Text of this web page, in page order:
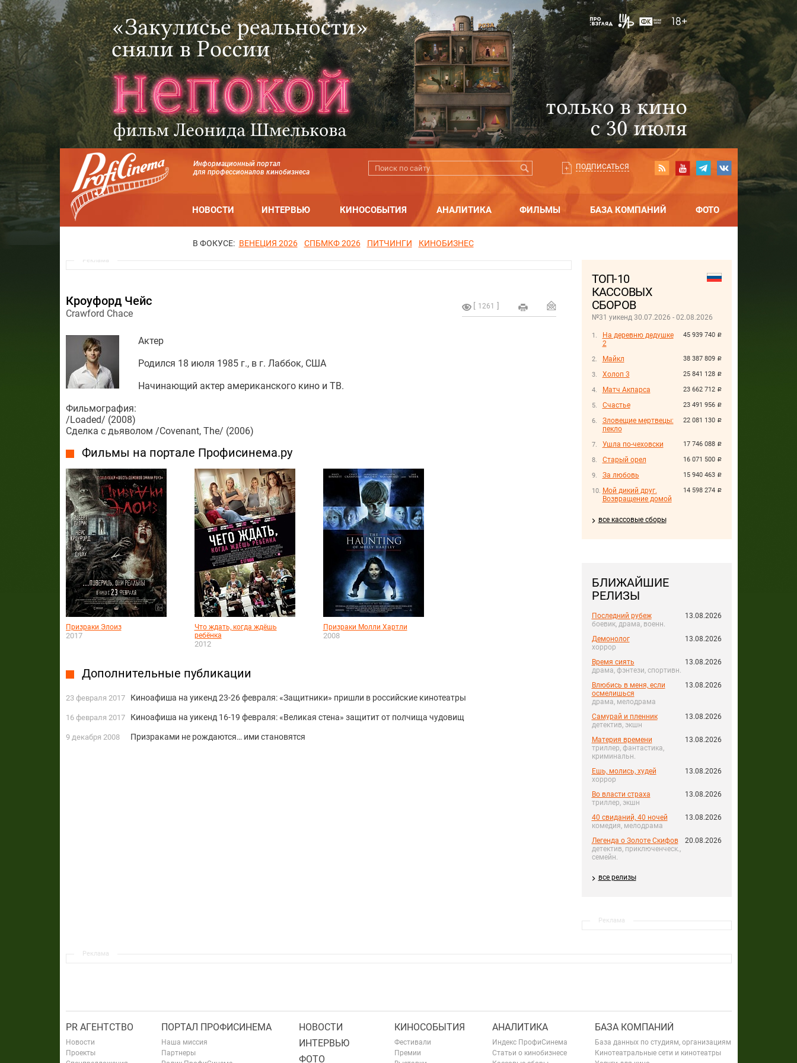
Информационный портал
для профессионалов кинобизнеса
ПОДПИСАТЬСЯ
НОВОСТИ ИНТЕРВЬЮ КИНОСОБЫТИЯ АНАЛИТИКА ФИЛЬМЫ БАЗА КОМПАНИЙ ФОТО
В ФОКУСЕ: ВЕНЕЦИЯ 2026 СПБМКФ 2026 ПИТЧИНГИ КИНОБИЗНЕС
ТОП-10
КАССОВЫХ
СБОРОВ
№31 уикенд 30.07.2026 - 02.08.2026
45 939 740 руб.
На деревню дедушке
2
38 387 809 руб.
Майкл
25 841 128 руб.
Холоп 3
23 662 712 руб.
Матч Акпарса
23 491 956 руб.
Счастье
22 081 130 руб.
Зловещие мертвецы:
пекло
17 746 088 руб.
Ушла по-чеховски
16 071 500 руб.
Старый орел
15 940 463 руб.
За любовь
14 598 274 руб.
Мой дикий друг.
Возвращение домой
все кассовые сборы
БЛИЖАЙШИЕ
РЕЛИЗЫ
Последний рубеж
боевик, драма, военн.
13.08.2026
Демонолог
хоррор
13.08.2026
Время сиять
драма, фэнтези, спортивн.
13.08.2026
Влюбись в меня, если
осмелишься
драма, мелодрама
13.08.2026
Самурай и пленник
детектив, экшн
13.08.2026
Материя времени
триллер, фантастика,
криминальн.
13.08.2026
Ешь, молись, худей
хоррор
13.08.2026
Во власти страха
триллер, экшн
13.08.2026
40 свиданий, 40 ночей
комедия, мелодрама
13.08.2026
Легенда о Золоте Скифов
детектив, приключенческ.,
семейн.
20.08.2026
все релизы
Реклама
Реклама
1261
Кроуфорд Чейс
Crawford Chace
Актер
Родился 18 июля 1985 г., в г. Лаббок, США
Начинающий актер американского кино и ТВ.
Фильмография:
/Loaded/ (2008)
Сделка с дьяволом /Covenant, The/ (2006)
Фильмы на портале Профисинема.ру
Призраки Элоиз
2017
Что ждать, когда ждёшь
ребёнка
2012
Призраки Молли Хартли
2008
Дополнительные публикации
23 февраля 2017 Киноафиша на уикенд 23-26 февраля: «Защитники» пришли в российские кинотеатры
16 февраля 2017 Киноафиша на уикенд 16-19 февраля: «Великая стена» защитит от полчища чудовищ
9 декабря 2008 Призраками не рождаются… ими становятся
Реклама
PR АГЕНТСТВО
Новости
Проекты
ПОРТАЛ ПРОФИСИНЕМА
Наша миссия
Партнеры
НОВОСТИ
ИНТЕРВЬЮ
ФОТО
КИНОСОБЫТИЯ
Фестивали
Премии
АНАЛИТИКА
Индекс ПрофиСинема
Статьи о кинобизнесе
БАЗА КОМПАНИЙ
База данных по студиям, организациям
Кинотеатральные сети и кинотеатры